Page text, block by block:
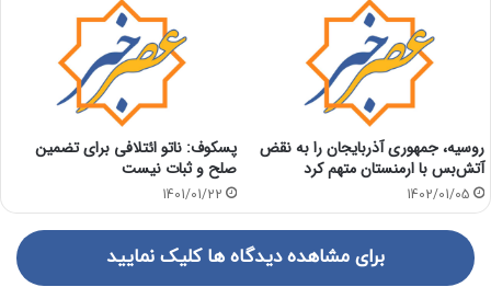
روسیه، جمهوری آذربایجان را به نقض
آتش‌بس با ارمنستان متهم کرد
1402/01/05
پسکوف: ناتو ائتلافی برای تضمین
صلح و ثبات نیست
1401/01/22
برای مشاهده دیدگاه ها کلیک نمایید